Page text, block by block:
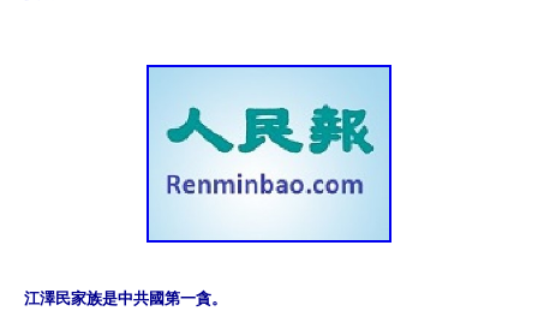
江澤民家族是中共國第一貪。